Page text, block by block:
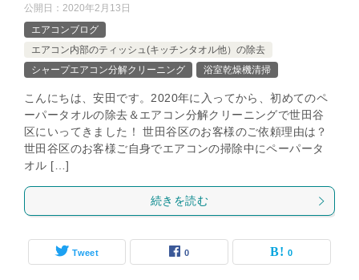
公開日： 2020年2月13日
エアコンブログ
エアコン内部のティッシュ(キッチンタオル他）の除去
シャープエアコン分解クリーニング
浴室乾燥機清掃
こんにちは、安田です。2020年に入ってから、初めてのペ
ーパータオルの除去＆エアコン分解クリーニングで世田谷
区にいってきました！ 世田谷区のお客様のご依頼理由は？
世田谷区のお客様ご自身でエアコンの掃除中にペーパータ
オル […]
続きを読む
Tweet 0 0